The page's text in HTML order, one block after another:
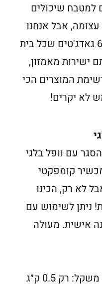
למטבח שיכולים
אבל אנחנו
בחרנו עבורכם נבחרת של 6 גאדג'טים שכל בית
ישירות מאמזון,
המוצרים הכי
לא יקרים!
עם וופל בלגי
קומפקטי
לא רק, הכינו
ניתן לשימוש עם
אישית. מעולה
רק 0.5 ק״ג